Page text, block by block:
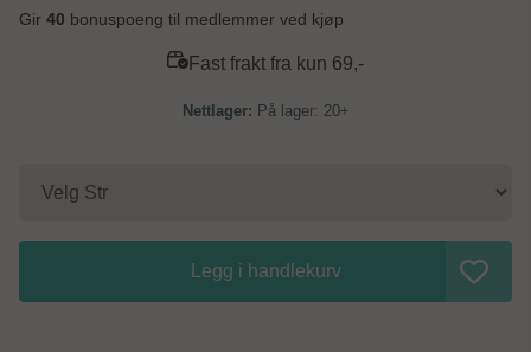
Gir 40 bonuspoeng til medlemmer ved kjøp
Fast frakt fra kun 69,-
På lager: 20+
Legg i handlekurv